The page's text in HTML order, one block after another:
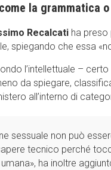
la grammatica
Recalcati ha
spiegando che essa
l’intellettuale –
da spiegare,
all’interno di
sessuale non può
tecnico perché
ha inoltre